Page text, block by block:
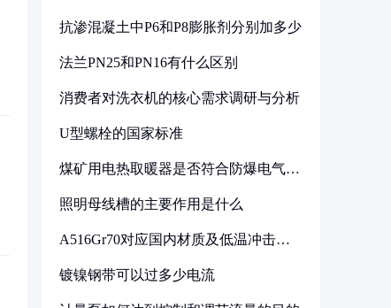
抗渗混凝土中P6和P8膨胀剂分别加多少
法兰PN25和PN16有什么区别
消费者对洗衣机的核心需求调研与分析
U型螺栓的国家标准
煤矿用电热取暖器是否符合防爆电气设
照明母线槽的主要作用是什么
A516Gr70对应国内材质及低温冲击要
镀镍钢带可以过多少电流